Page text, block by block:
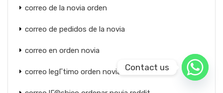
correo de la novia orden
correo de pedidos de la novia
correo en orden novia
correo legГ­timo orden novia rusaContact us